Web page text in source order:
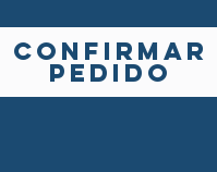
Confirmar
pedido